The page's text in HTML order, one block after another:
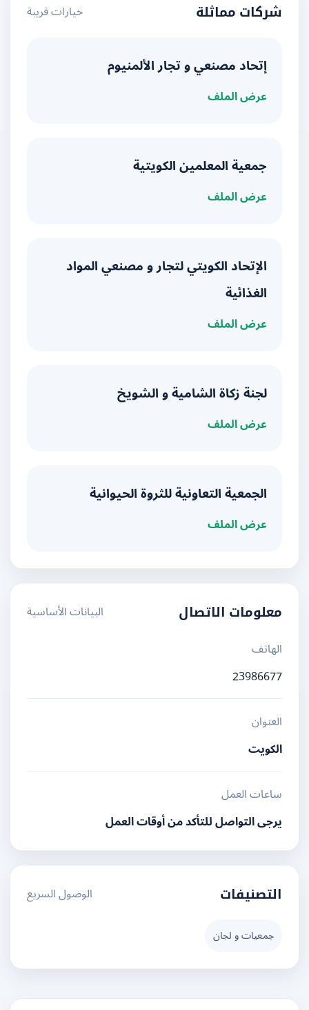
شركات مماثلة خيارات قريبة
إتحاد مصنعي و تجار الألمنيوم
عرض الملف
جمعية المعلمين الكويتية
عرض الملف
الإتحاد الكويتي لتجار و مصنعي المواد
الغذائية
عرض الملف
لجنة زكاة الشامية و الشويخ
عرض الملف
الجمعية التعاونية للثروة الحيوانية
عرض الملف
معلومات الاتصال
البيانات الأساسية
الهاتف
23986677
العنوان
الكويت
ساعات العمل
يرجى التواصل للتأكد من أوقات العمل
التصنيفات الوصول السريع
جمعيات و لجان